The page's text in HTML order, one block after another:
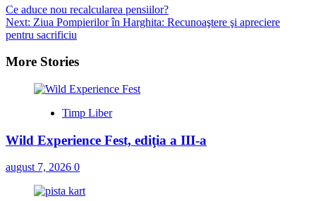
Ce aduce nou recalcularea pensiilor?
Next: Ziua Pompierilor în Harghita: Recunoaştere şi apreciere
pentru sacrificiu
More Stories
Timp Liber
Wild Experience Fest, ediţia a III-a
august 7, 2026 0